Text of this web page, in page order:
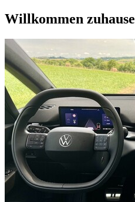
Willkommen zuhause